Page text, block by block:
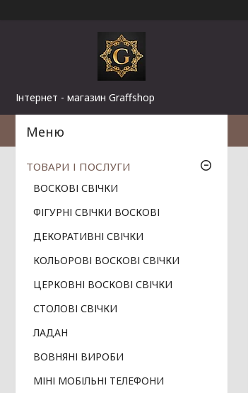
Інтернет - магазин Graffshop
ТОВАРИ І ПОСЛУГИ
ВОСКОВІ СВІЧКИ
ФІГУРНІ СВІЧКИ ВОСКОВІ
ДЕКОРАТИВНІ СВІЧКИ
КОЛЬОРОВІ ВОСКОВІ СВІЧКИ
ЦЕРКОВНІ ВОСКОВІ СВІЧКИ
СТОЛОВІ СВІЧКИ
ЛАДАН
ВОВНЯНІ ВИРОБИ
МІНІ МОБІЛЬНІ ТЕЛЕФОНИ